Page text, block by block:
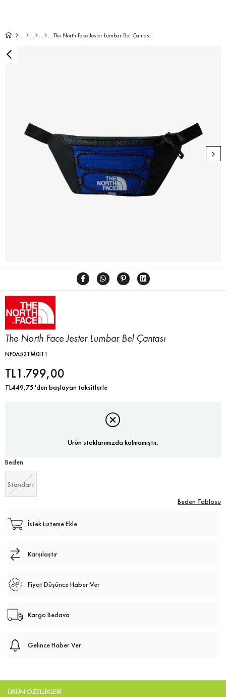
The North Face Jester Lumbar Bel Çantası
The North Face Jester Lumbar Bel Çantası
NF0A52TM0IT1
TL1.799,00
TL449,75'den başlayan taksitlerle
Ürün stoklarımızda kalmamıştır.
Beden
Standart
Beden Tablosu
İstek Listeme Ekle
Karşılaştır
Fiyat Düşünce Haber Ver
Kargo Bedava
Gelince Haber Ver
ÜRÜN ÖZELLIKLERI